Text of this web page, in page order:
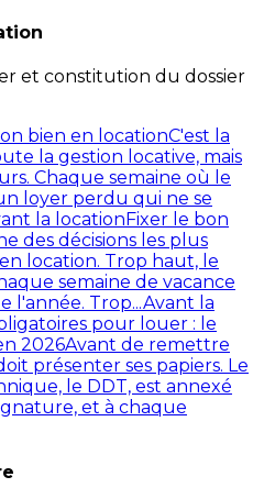
et constitution du dossier
bien en locationC'est la
la gestion locative, mais
Chaque semaine où le
loyer perdu qui ne se
la locationFixer le bon
des décisions les plus
location. Trop haut, le
semaine de vacance
l'année. Trop...Avant la
pour louer : le
2026Avant de remettre
présenter ses papiers. Le
le DDT, est annexé
et à chaque